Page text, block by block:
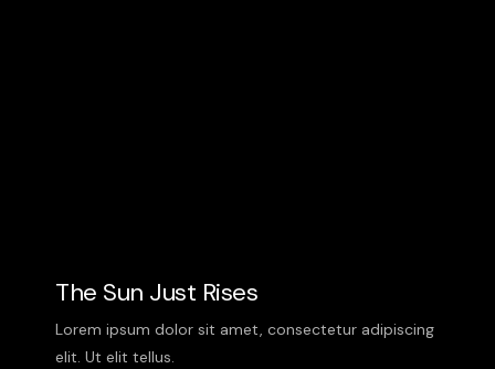
The Sun Just Rises
Lorem ipsum dolor sit amet, consectetur adipiscing
elit. Ut elit tellus.